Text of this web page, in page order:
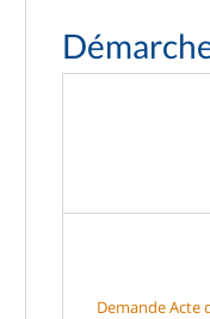
Demande Acte